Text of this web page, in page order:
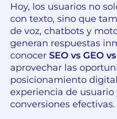
Hoy, los usuarios no
con texto, sino que
de voz, chatbots y
generan respuestas
conocer SEO vs GEO
aprovechar las
posicionamiento
experiencia de usuario
conversiones efectivas.